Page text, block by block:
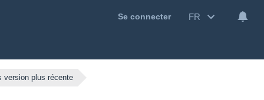
Se connecter FR
version plus récente